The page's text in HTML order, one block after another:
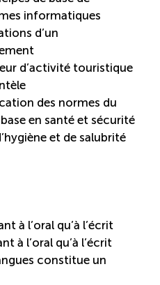
informatiques
d’un
d’activité touristique
des normes du
en santé et sécurité
et de salubrité
à l’oral qu’à l’écrit
à l’oral qu’à l’écrit
constitue un